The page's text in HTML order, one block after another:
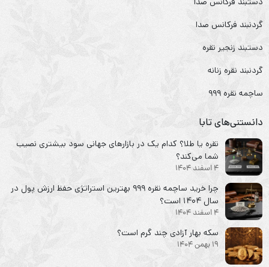
گردنبند فرکانس صدا
دستبند زنجیر نقره
گردنبند نقره زنانه
ساچمه نقره ۹۹۹
دانستنی‌های تابا
نقره یا طلا؟ کدام یک در بازارهای جهانی سود بیشتری نصیب
شما می‌کند؟
4 اسفند 1404
چرا خرید ساچمه نقره ۹۹۹ بهترین استراتژی حفظ ارزش پول در
سال ۱۴۰۴ است؟
4 اسفند 1404
سکه‌ بهار آزادی چند گرم است؟
19 بهمن 1404